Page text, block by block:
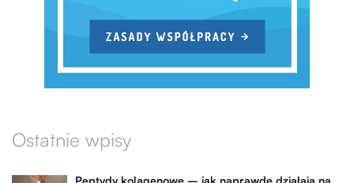
Ostatnie wpisy
Peptydy kolagenowe – jak naprawdę działają na